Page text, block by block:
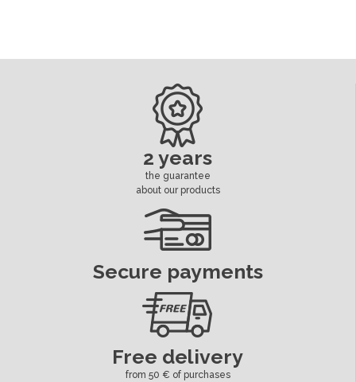
2 years
the guarantee
about our products
Secure payments
Free delivery
from 50 € of purchases